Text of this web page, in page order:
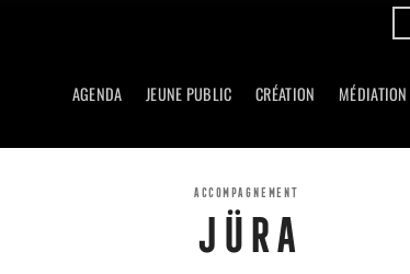
AGENDA JEUNE PUBLIC CRÉATION MÉDIATION
ACCOMPAGNEMENT
JÜRA